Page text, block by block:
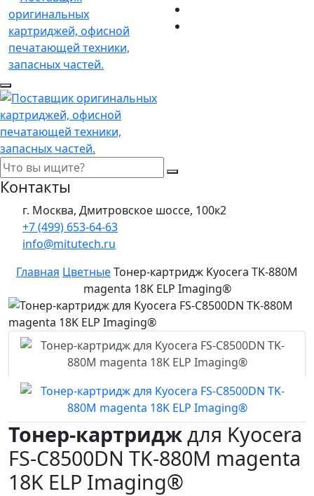
Контакты
г. Москва, Дмитровское шоссе, 100к2
+7 (499) 653-64-63
info@mitutech.ru
Главная ЦветныеТонер-картридж Kyocera TK-880M
magenta 18K ELP Imaging®
Тонер-картридждля Kyocera
FS-C8500DN TK-880M magenta
18K ELP Imaging®